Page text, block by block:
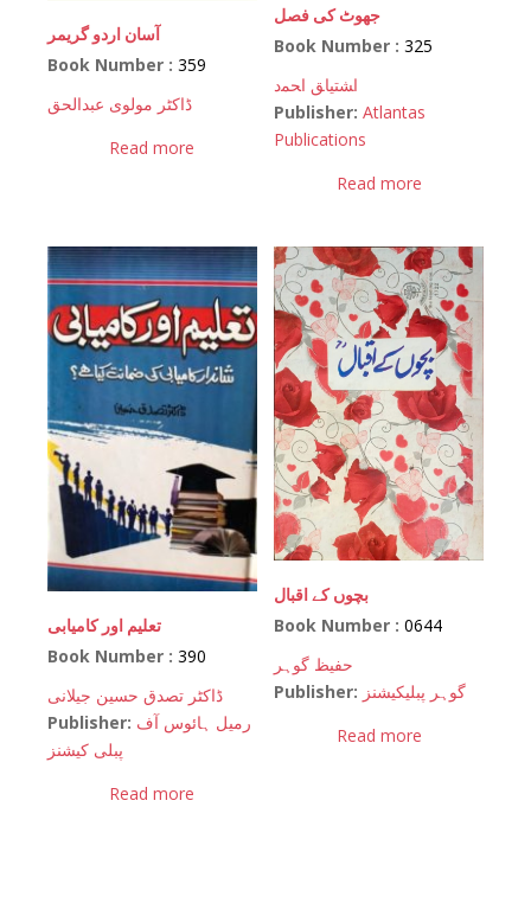
آسان اردو گریمر
Book Number : 359
ڈاکٹر مولوی عبدالحق
Read more
جھوٹ کی فصل
Book Number :325
اﺸﺘﻴﺎﻖ اﺤﻤﺩ
Publisher: Atlantas
Publications
Read more
تعلیم اور کامیابی
Book Number : 390
ڈاکٹر تصدق حسین جیلانی
Publisher: رمیل ہائوس آف
پبلی کیشنز
Read more
بچوں کے اقبال
Book Number :0644
حفیظ گوہر
Publisher: گوہر پبلیکیشنز
Read more